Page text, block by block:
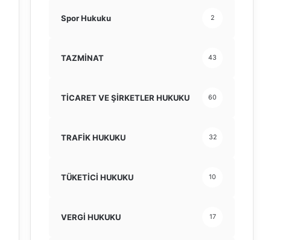
Spor Hukuku 2
TAZMİNAT 43
TİCARET VE ŞİRKETLER HUKUKU 60
TRAFİK HUKUKU 32
TÜKETİCİ HUKUKU 10
VERGİ HUKUKU 17